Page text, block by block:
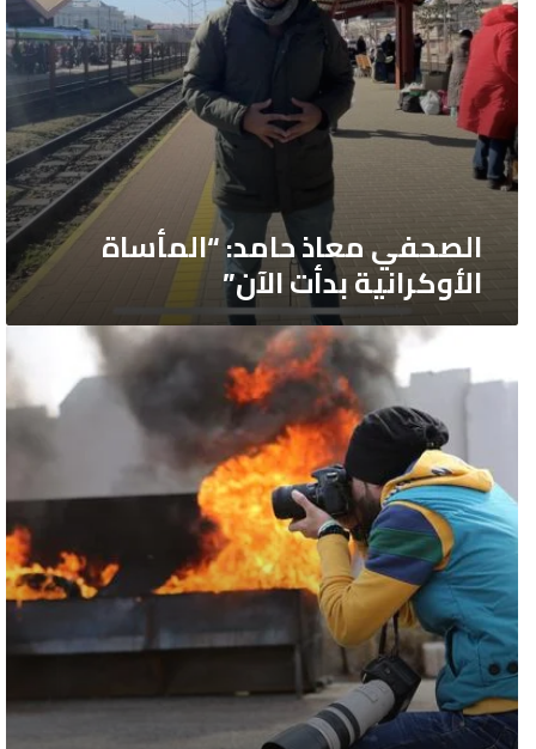
الصحفي معاذ حامد: “المأساة
الأوكرانية بدأت الآن”
مصورصحفي
سوري
في